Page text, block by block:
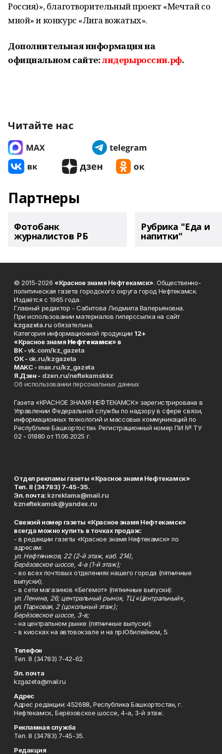
Россия)», благотворительный проект «Мечтай со
мной» и конкурс «Лига вожатых».
Дополнительная информация на
официальном сайте:лидерыроссии.рф.
Читайте нас
Партнеры
Фотобанк
журналистов РБ
Рубрика "Еда и
напитки"
© 2015-2026 «Красное знамя Нефтекамск». Общественно-
политическая газета городского округа город Нефтекамск.
Издаётся с 1965 года.
Главный редактор - Сабитова Людмила Валерьяновна.
При использовании материалов гиперссылка на сайт
kzgazeta.ru обязательна.
Категория информационной продукции 12+
«Красное знамя Нефтекамск» в
ВК -vk.com/kz_gazeta
ОК - ok.ru/kzgazeta
MAKC - max.ru/kz_gazeta
Я.Дзен - dzen.ru/neftekamskkz
Об использовании персональных данных
Газета «КРАСНОЕ ЗНАМЯ НЕФТЕКАМСК» зарегистрирована в
Управлении Федеральной службы по надзору в сфере связи,
информационных технологий и массовых коммуникаций по
Республике Башкортостан. Регистрационный номер ПИ № ТУ
02 - 01880 от 11.06.2025 г.
Отдел рекламы газеты «Красное знамя Нефтекамск»
Тел. 8 (34783) 7-45-35.
Эл. почта: kzreklama@mail.ru
kzneftekamsk@yandex.ru
Свежий номер газеты «Красное знамя Нефтекамск»
всегда можно купить в точках продаж:
- в редакции газеты «Красное знамя Нефтекамск» по
адресам:
ул. Нефтяников, 22 (2-й этаж, каб. 214),
Берёзовское шоссе, 4-а (1-й этаж);
- во всех почтовых отделениях нашего города (пятничные
выпуски);
- в сети магазинов «Бегемот» (пятничные выпуски):
ул. Ленина, 26; центральный рынок, ТЦ «Центральный»,
ул. Парковая, 2 (цокольный этаж);
Берёзовское шоссе, 3-в;
- на центральном рынке (пятничные выпуски);
- в киосках на автовокзале и на пр.Юбилейном, 5.
Телефон
Тел. 8 (34783) 7-42-62.
Эл. почта
kzgazeta@mail.ru
Адрес
Адрес редакции: 452688, Республика Башкортостан, г.
Нефтекамск, Берёзовское шоссе, 4-а, 3-й этаж.
Рекламная служба
Тел. 8 (34783) 7-45-35.
Редакция